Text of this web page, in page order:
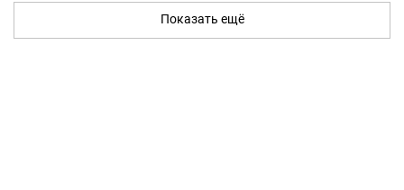
Показать ещё